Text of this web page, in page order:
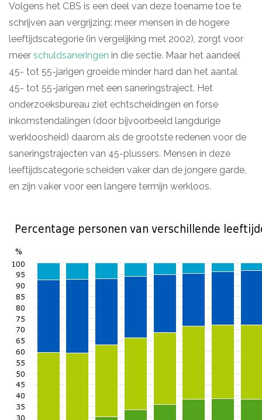
Volgens het CBS is een deel van deze toename toe te
schrijven aan vergrijzing: meer mensen in de hogere
leeftijdscategorie (in vergelijking met 2002), zorgt voor
meer schuldsaneringen in die sectie. Maar het aandeel
45- tot 55-jarigen groeide minder hard dan het aantal
45- tot 55-jarigen met een saneringstraject. Het
onderzoeksbureau ziet echtscheidingen en forse
inkomstendalingen (door bijvoorbeeld langdurige
werkloosheid) daarom als de grootste redenen voor de
saneringstrajecten van 45-plussers. Mensen in deze
leeftijdscategorie scheiden vaker dan de jongere garde,
en zijn vaker voor een langere termijn werkloos.